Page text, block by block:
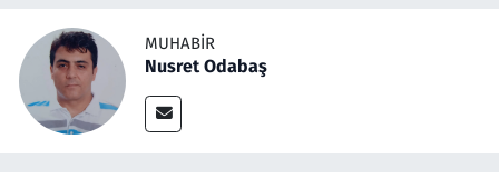
MUHABIR
Nusret Odabaş